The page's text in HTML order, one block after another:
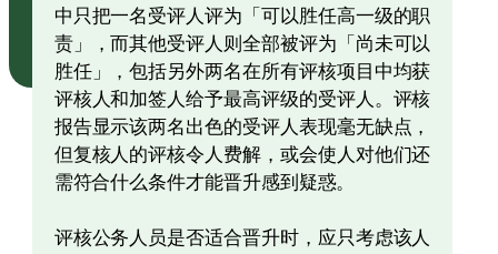
中只把一名受评人评为「可以胜任高一级的职
责」，而其他受评人则全部被评为「尚未可以
胜任」，包括另外两名在所有评核项目中均获
评核人和加签人给予最高评级的受评人。评核
报告显示该两名出色的受评人表现毫无缺点，
但复核人的评核令人费解，或会使人对他们还
需符合什么条件才能晋升感到疑惑。
评核公务人员是否适合晋升时，应只考虑该人